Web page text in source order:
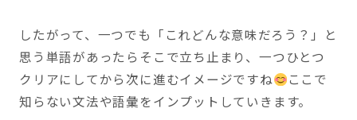
したがって、一つでも「これどんな意味だろう？」と
思う単語があったらそこで立ち止まり、一つひとつ
クリアにしてから次に進むイメージですね
ここで
知らない文法や語彙をインプットしていきます。